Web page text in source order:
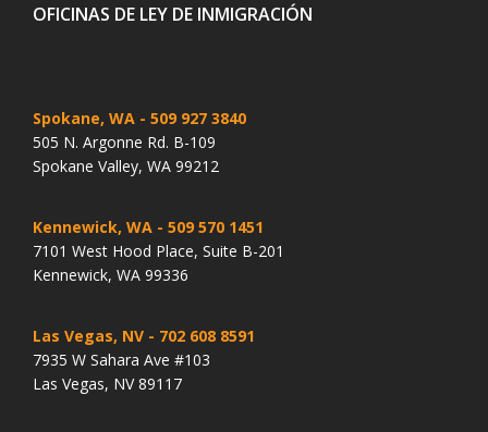
OFICINAS DE LEY DE INMIGRACIÓN
Spokane, WA - 509 927 3840
505 N. Argonne Rd. B-109
Spokane Valley, WA 99212
Kennewick, WA - 509 570 1451
7101 West Hood Place, Suite B-201
Kennewick, WA 99336
Las Vegas, NV - 702 608 8591
7935 W Sahara Ave #103
Las Vegas, NV 89117